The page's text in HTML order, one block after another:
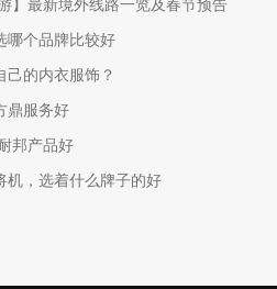
】最新境外线路一览及春节预告
哪个品牌比较好
己的内衣服饰？
鼎服务好
邦产品好
机，选着什么牌子的好